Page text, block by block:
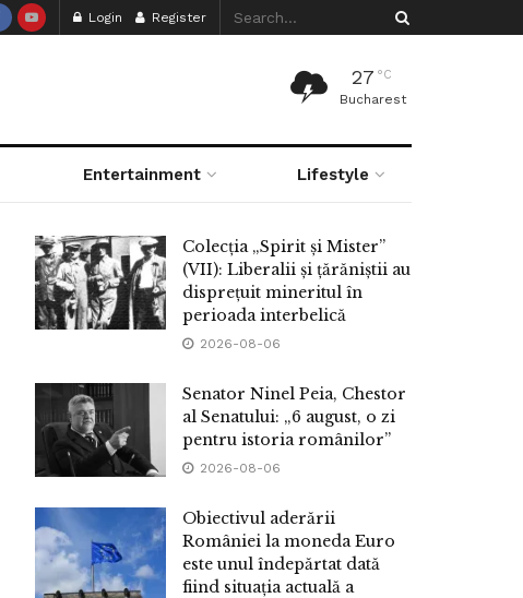
Login Register
27 °C
Bucharest
Entertainment Lifestyle
Colecția „Spirit și Mister”
(VII): Liberalii și țărăniștii au
disprețuit mineritul în
perioada interbelică
2026-08-06
Senator Ninel Peia, Chestor
al Senatului: „6 august, o zi
pentru istoria românilor”
2026-08-06
Obiectivul aderării
României la moneda Euro
este unul îndepărtat dată
fiind situația actuală a